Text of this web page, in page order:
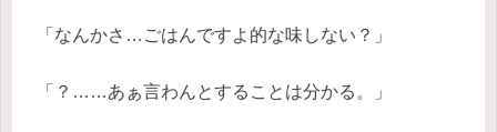
「なんかさ…ごはんですよ的な味しない？」
「？……あぁ言わんとすることは分かる。」